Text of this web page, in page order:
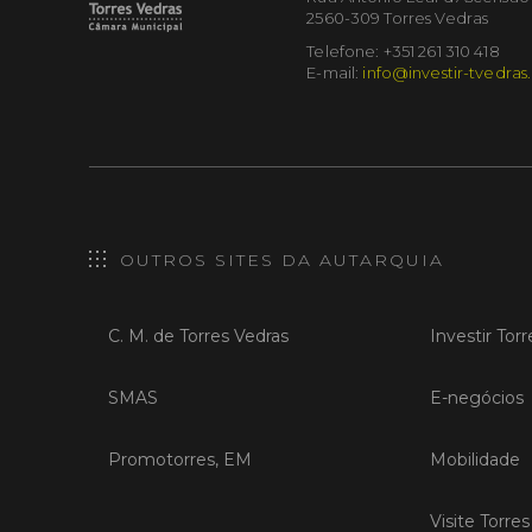
2560-309 Torres Vedras
Telefone: +351 261 310 418
E-mail: info@investir-
OUTROS SITES DA AUTARQUIA
C. M. de Torres Vedras
SMAS
Promotorres, EM
Investir
E-negócios
Mobilidade
Visite